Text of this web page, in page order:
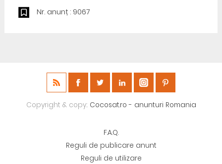
Nr. anunț : 9067
Copyright & copy; Cocosat.ro - anunturi Romania
F.A.Q.
Reguli de publicare anunt
Reguli de utilizare